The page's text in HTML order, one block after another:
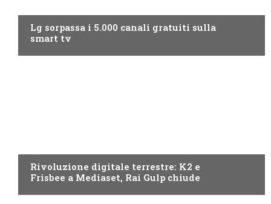
Lg sorpassa i 5.000 canali gratuiti sulla
smart tv
Rivoluzione digitale terrestre: K2 e
Frisbee a Mediaset, Rai Gulp chiude